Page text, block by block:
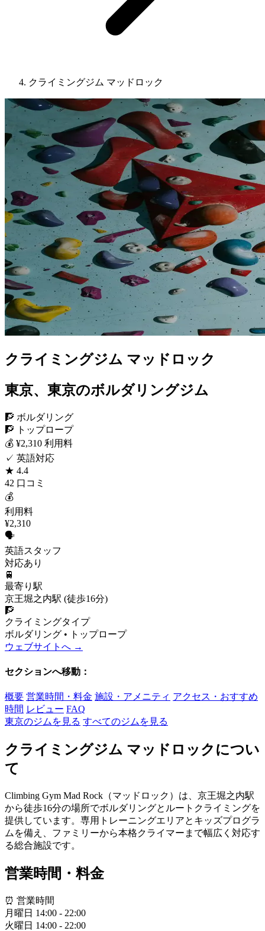
クライミングジム マッドロック
クライミングジム マッドロック
東京、東京のボルダリングジム
🧗 ボルダリング
🧗 トップロープ
💰 ¥2,310 利用料
✓ 英語対応
★ 4.4
42 口コミ
💰
利用料
¥2,310
🗣️
英語スタッフ
対応あり
🚆
最寄り駅
京王堀之内駅 (徒歩16分)
🧗
クライミングタイプ
ボルダリング • トップロープ
ウェブサイトへ →
セクションへ移動：
概要 営業時間・料金 施設・アメニティ アクセス・おすすめ
時間 レビュー FAQ
東京のジムを見る すべてのジムを見る
クライミングジム マッドロックについ
て
Climbing Gym Mad Rock（マッドロック）は、京王堀之内駅
から徒歩16分の場所でボルダリングとルートクライミングを
提供しています。専用トレーニングエリアとキッズプログラ
ムを備え、ファミリーから本格クライマーまで幅広く対応す
る総合施設です。
営業時間・料金
⏰ 営業時間
月曜日 14:00 - 22:00
火曜日 14:00 - 22:00